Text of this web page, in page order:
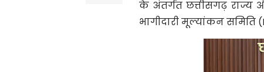
के अंतर्गत छत्तीसगढ़ राज्य
भागीदारी मूल्यांकन समिति